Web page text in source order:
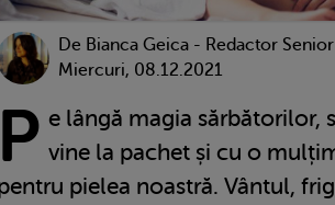
De Bianca Geica - Redactor Senior
Miercuri, 08.12.2021
P e lângă magia sărbătorilor,
vine la pachet și cu o
pielea noastră. Vântul,